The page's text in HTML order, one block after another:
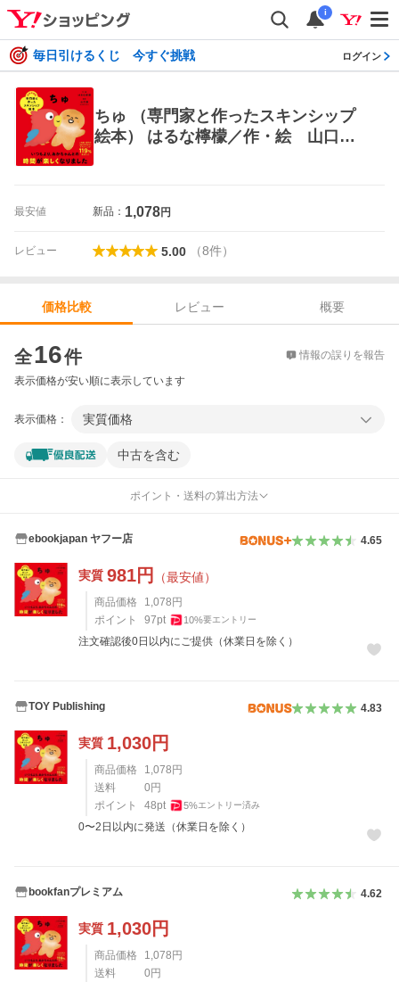
i
毎日引けるくじ 今すぐ挑戦 ログイン
ちゅ （専門家と作ったスキンシップ
絵本） はるな檸檬／作・絵 山口創
最安値 新品： 1,078円
レビュー 5.00 （8件）
価格比較 レビュー
概要
全16件 情報の誤りを報告
表示価格が安い順に表示しています
表示価格： 実質価格
中古を含む
ポイント・送料の算出方法
ebookjapan ヤフー店 4.65
実質 981円 （最安値）
商品価格 1,078 円
ポイント
97pt 10%要エントリー
注文確認後0日以内にご提供（休業日を除く）
TOY Publishing 4.83
実質 1,030円
商品価格 1,078 円
送料
0 円
ポイント
48pt 5%エントリー済み
0〜2日以内に発送（休業日を除く）
bookfanプレミアム 4.62
実質 1,030円
商品価格 1,078 円
送料
0 円